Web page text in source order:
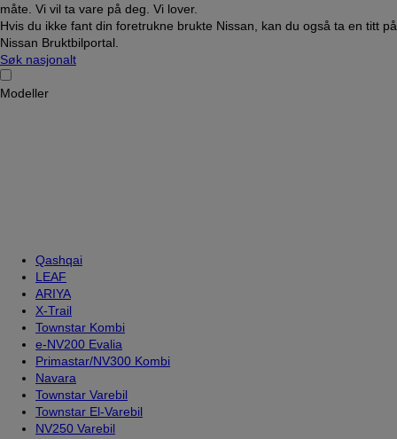
måte. Vi vil ta vare på deg. Vi lover.
Hvis du ikke fant din foretrukne brukte Nissan, kan du også ta en titt på
Nissan Bruktbilportal.
Søk nasjonalt
Modeller
Qashqai
LEAF
ARIYA
X-Trail
Townstar Kombi
e-NV200 Evalia
Primastar/NV300 Kombi
Navara
Townstar Varebil
Townstar El-Varebil
NV250 Varebil